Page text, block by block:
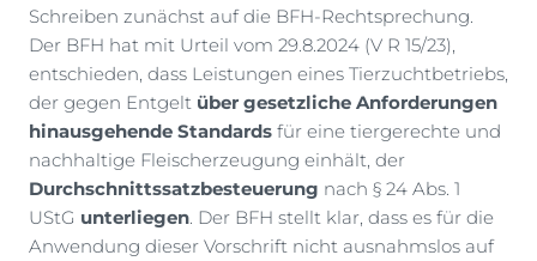
Schreiben zunächst auf die BFH-Rechtsprechung.
Der BFH hat mit Urteil vom 29.8.2024 (V R 15/23),
entschieden, dass Leistungen eines Tierzuchtbetriebs,
der gegen Entgelt über gesetzliche Anforderungen
hinausgehende Standards für eine tiergerechte und
nachhaltige Fleischerzeugung einhält, der
Durchschnittssatzbesteuerung nach § 24 Abs. 1
UStG unterliegen . Der BFH stellt klar, dass es für die
Anwendung dieser Vorschrift nicht ausnahmslos auf